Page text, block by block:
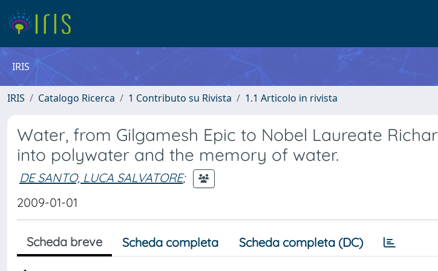
IRIS
IRIS Catalogo Ricerca 1 Contributo su Rivista 1.1 Articolo in rivista
Water, from Gilgamesh Epic to Nobel Laureate
into polywater and the memory of water.
DE SANTO, LUCA SALVATORE;
2009-01-01
Scheda breve Scheda completa Scheda completa (DC)